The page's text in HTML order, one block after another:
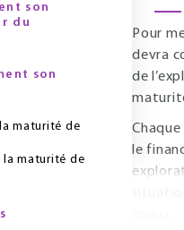
son
du
son
maturité de
la maturité de
Pour
devra
de
le